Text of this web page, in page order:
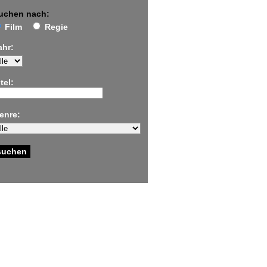
nach:
Film
Regie